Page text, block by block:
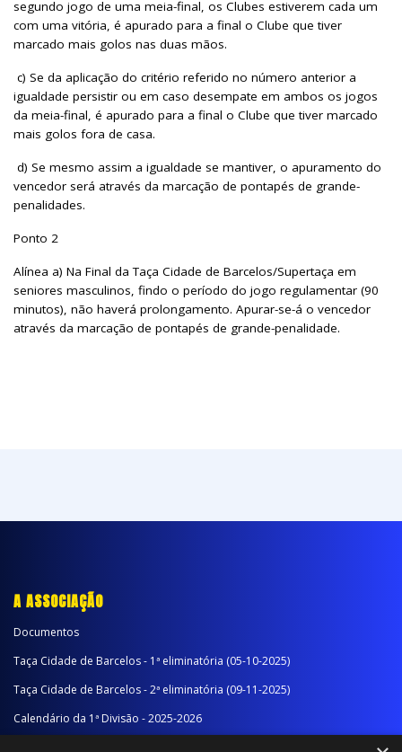
segundo jogo de uma meia-final, os Clubes estiverem cada um
com uma vitória, é apurado para a final o Clube que tiver
marcado mais golos nas duas mãos.
c) Se da aplicação do critério referido no número anterior a
igualdade persistir ou em caso desempate em ambos os jogos
da meia-final, é apurado para a final o Clube que tiver marcado
mais golos fora de casa.
d) Se mesmo assim a igualdade se mantiver, o apuramento do
vencedor será através da marcação de pontapés de grande-
penalidades.
Ponto 2
Alínea a) Na Final da Taça Cidade de Barcelos/Supertaça em
seniores masculinos, findo o período do jogo regulamentar (90
minutos), não haverá prolongamento. Apurar-se-á o vencedor
através da marcação de pontapés de grande-penalidade.
A ASSOCIAÇÃO
Documentos
Taça Cidade de Barcelos - 1ª eliminatória (05-10-2025)
Taça Cidade de Barcelos - 2ª eliminatória (09-11-2025)
Calendário da 1ª Divisão - 2025-2026